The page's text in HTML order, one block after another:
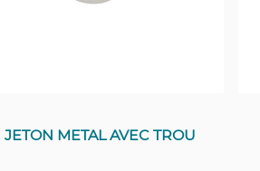
JETON METAL AVEC TROU